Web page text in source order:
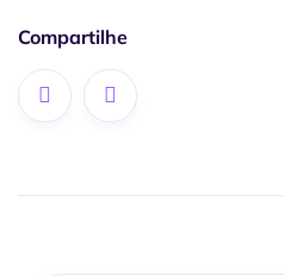
Compartilhe